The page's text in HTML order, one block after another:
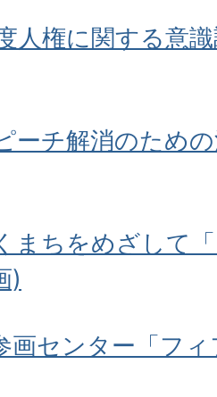
人権に関する意
ーチ解消のため
まちをめざして
)
画センター「フ